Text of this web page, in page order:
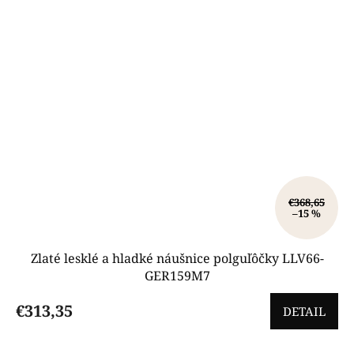
€368,65
–15 %
Zlaté lesklé a hladké náušnice polguľôčky LLV66-
GER159M7
€313,35 DETAIL